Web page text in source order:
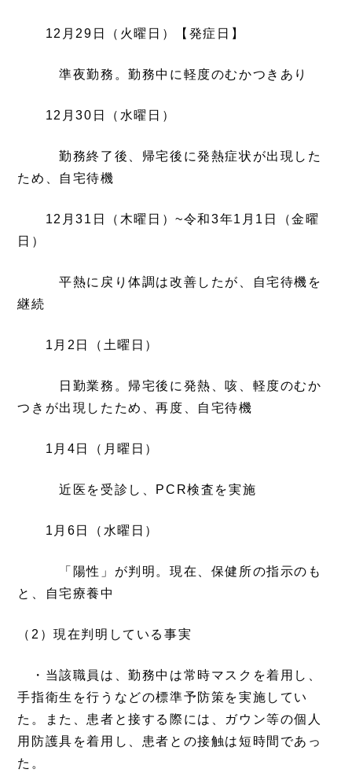
12月29日（火曜日）【発症日】
準夜勤務。勤務中に軽度のむかつきあり
12月30日（水曜日）
勤務終了後、帰宅後に発熱症状が出現した
ため、自宅待機
12月31日（木曜日）~令和3年1月1日（金曜
日）
平熱に戻り体調は改善したが、自宅待機を
継続
1月2日（土曜日）
日勤業務。帰宅後に発熱、咳、軽度のむか
つきが出現したため、再度、自宅待機
1月4日（月曜日）
近医を受診し、PCR検査を実施
1月6日（水曜日）
「陽性」が判明。現在、保健所の指示のも
と、自宅療養中
（2）現在判明している事実
・当該職員は、勤務中は常時マスクを着用し、
手指衛生を行うなどの標準予防策を実施してい
た。また、患者と接する際には、ガウン等の個人
用防護具を着用し、患者との接触は短時間であっ
た。